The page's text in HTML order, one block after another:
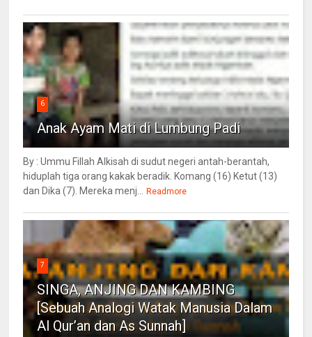
6
Anak Ayam Mati di Lumbung Padi
By : Ummu Fillah Alkisah di sudut negeri antah-berantah,
hiduplah tiga orang kakak beradik. Komang (16) Ketut (13)
dan Dika (7). Mereka menj...
Readmore
7
SINGA, ANJING DAN KAMBING
[Sebuah Analogi Watak Manusia Dalam
Al Qur’an dan As Sunnah]